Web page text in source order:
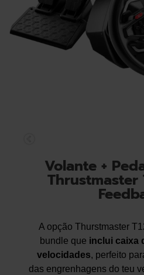
Volante +
Thrustmaster
A opção Thurstmaster
bundle que inclui caixa
velocidades, perfeito
das engrenhagens do teu